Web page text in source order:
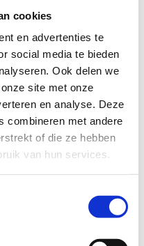
cookies
en advertenties te
social media te bieden
Ook delen we
site met onze
en analyse. Deze
combineren met andere
of die ze hebben
van hun services.
Stalse bossen, waar je
testament van het
op vandaag een bloeiend
afwisselende bosjes en
en fauna. Op de steile
ruwe berk en
kruiden en planten
dan weer een
insecten zoals de
staan op het
graspieper en